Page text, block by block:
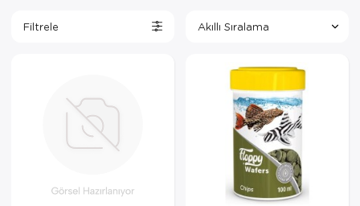
Filtrele